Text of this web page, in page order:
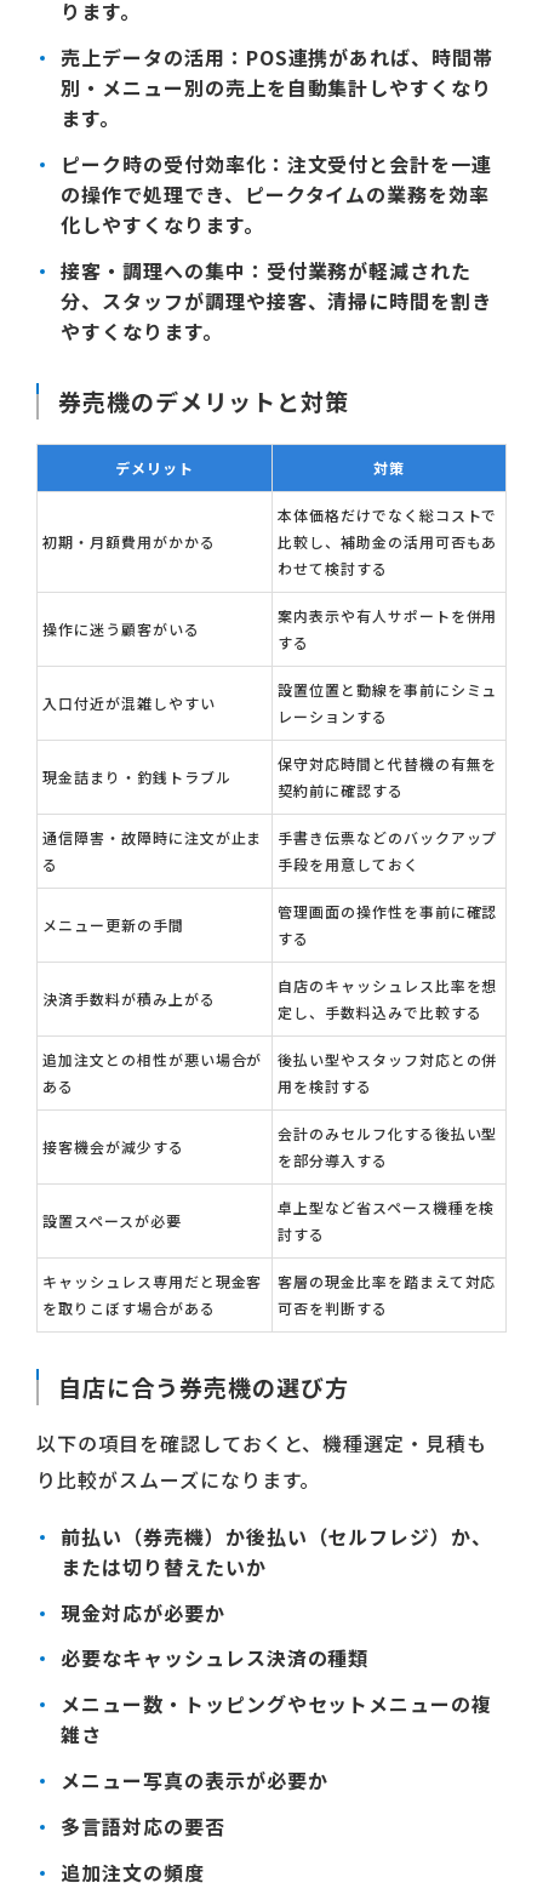
ります。
売上データの活用： POS連携があれば、時間帯
別・メニュー別の売上を自動集計しやすくなり
ます。
ピーク時の受付効率化： 注文受付と会計を一連
の操作で処理でき、ピークタイムの業務を効率
化しやすくなります。
接客・調理への集中： 受付業務が軽減された
分、スタッフが調理や接客、清掃に時間を割き
やすくなります。
券売機のデメリットと対策
デメリット 対策
初期・月額費用がかかる
本体価格だけでなく総コストで
比較し、補助金の活用可否もあ
わせて検討する
操作に迷う顧客がいる
案内表示や有人サポートを併用
する
入口付近が混雑しやすい
設置位置と動線を事前にシミュ
レーションする
現金詰まり・釣銭トラブル
保守対応時間と代替機の有無を
契約前に確認する
通信障害・故障時に注文が止ま
る
手書き伝票などのバックアップ
手段を用意しておく
メニュー更新の手間
管理画面の操作性を事前に確認
する
決済手数料が積み上がる
自店のキャッシュレス比率を想
定し、手数料込みで比較する
追加注文との相性が悪い場合が
ある
後払い型やスタッフ対応との併
用を検討する
接客機会が減少する
会計のみセルフ化する後払い型
を部分導入する
設置スペースが必要
卓上型など省スペース機種を検
討する
キャッシュレス専用だと現金客
を取りこぼす場合がある
客層の現金比率を踏まえて対応
可否を判断する
自店に合う券売機の選び方
以下の項目を確認しておくと、機種選定・見積も
り比較がスムーズになります。
前払い（券売機）か後払い（セルフレジ）か、
または切り替えたいか
現金対応が必要か
必要なキャッシュレス決済の種類
メニュー数・トッピングやセットメニューの複
雑さ
メニュー写真の表示が必要か
多言語対応の要否
追加注文の頻度